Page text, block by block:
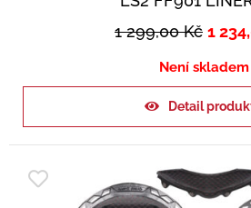
1 299,00Kč 1
Není skladem
Detail